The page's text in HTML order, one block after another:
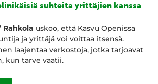
suhteita yrittäjien kanssa
Rahkola uskoo, että Kasvu Openissa
ja yrittäjä voi voittaa itsensä.
laajentaa verkostoja, jotka tarjoavat
kun tarve vaatii.